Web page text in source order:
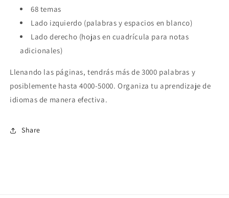
68 temas
Lado izquierdo (palabras y espacios en blanco)
Lado derecho (hojas en cuadrícula para notas
adicionales)
Llenando las páginas, tendrás más de 3000 palabras y
posiblemente hasta 4000-5000. Organiza tu aprendizaje de
idiomas de manera efectiva.
Share